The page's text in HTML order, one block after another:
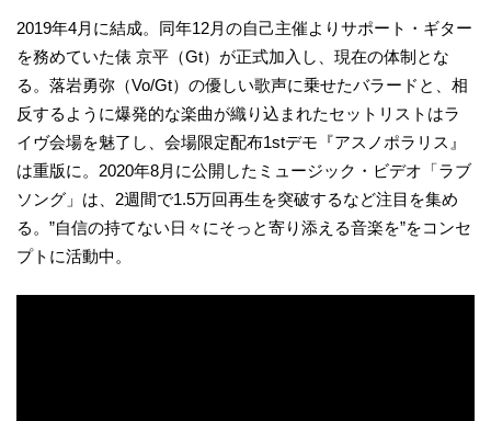
2019年4月に結成。同年12月の自己主催よりサポート・ギター
を務めていた俵 京平（Gt）が正式加入し、現在の体制とな
る。落岩勇弥（Vo/Gt）の優しい歌声に乗せたバラードと、相
反するように爆発的な楽曲が織り込まれたセットリストはラ
イヴ会場を魅了し、会場限定配布1stデモ『アスノポラリス』
は重版に。2020年8月に公開したミュージック・ビデオ「ラブ
ソング」は、2週間で1.5万回再生を突破するなど注目を集め
る。”自信の持てない日々にそっと寄り添える音楽を”をコンセ
プトに活動中。